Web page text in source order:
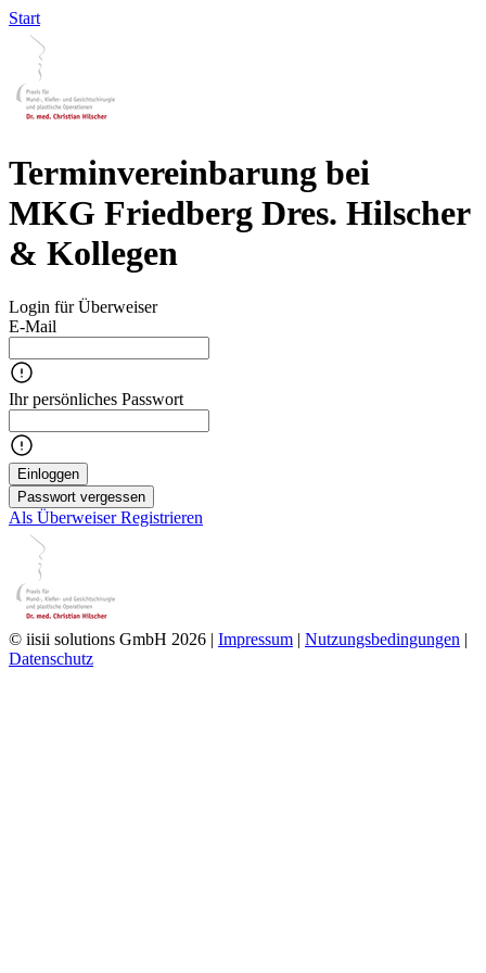
Start
Terminvereinbarung bei
MKG Friedberg Dres. Hilscher
& Kollegen
Login für Überweiser
E-Mail
Ihr persönliches Passwort
Einloggen
Passwort vergessen
Als Überweiser Registrieren
© iisii solutions GmbH 2026 | Impressum | Nutzungsbedingungen |
Datenschutz